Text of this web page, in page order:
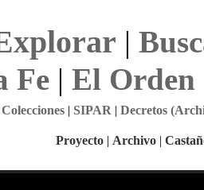
|
Fe| El Orden
Colecciones| SIPAR | Decretos
Proyecto | Archivo |